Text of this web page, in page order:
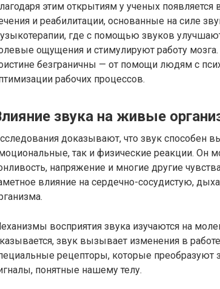
этим открытиям у ученых
и реабилитации, основанные на силе
где с помощью звуков
ощущения и стимулируют работу
безграничны — от помощи людям с
рабочих процессов.
звука на живые
доказывают, что звук способен
так и физические реакции. Он
напряжение и многие другие
влияние на сердечно-сосудистую,
восприятия звука изучаются на
звук вызывает изменения в
рецепторы, которые преобразуют
понятные нашему телу.